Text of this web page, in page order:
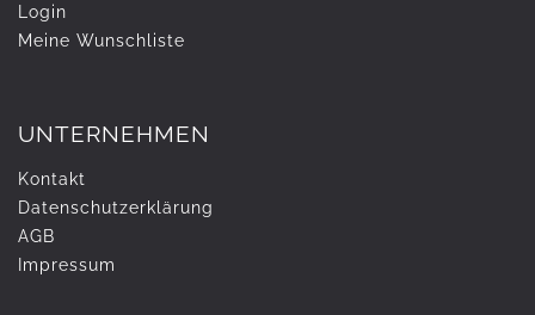
Login
Meine Wunschliste
UNTERNEHMEN
Kontakt
Daten­schutz­erklärung
AGB
Impressum